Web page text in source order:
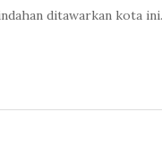
ditawarkan kota ini.